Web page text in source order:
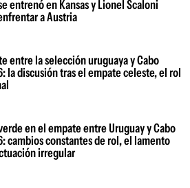
entrenó en Kansas y Lionel Scaloni
a Austria
entre la selección uruguaya y Cabo
la discusión tras el empate celeste, el rol
en el empate entre Uruguay y Cabo
cambios constantes de rol, el lamento
irregular